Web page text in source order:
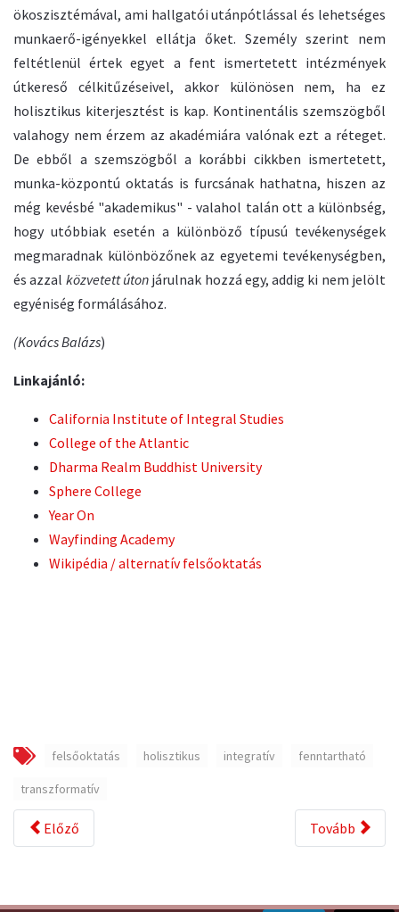
ökoszisztémával, ami hallgatói utánpótlással és lehetséges
munkaerő-igényekkel ellátja őket. Személy szerint nem
feltétlenül értek egyet a fent ismertetett intézmények
útkereső célkitűzéseivel, akkor különösen nem, ha ez
holisztikus kiterjesztést is kap. Kontinentális szemszögből
valahogy nem érzem az akadémiára valónak ezt a réteget.
De ebből a szemszögből a korábbi cikkben ismertetett,
munka-központú oktatás is furcsának hathatna, hiszen az
még kevésbé "akademikus" - valahol talán ott a különbség,
hogy utóbbiak esetén a különböző típusú tevékenységek
megmaradnak különbözőnek az egyetemi tevékenységben,
és azzal közvetett útonjárulnak hozzá egy, addig ki nem jelölt
egyéniség formálásához.
(Kovács Balázs)
Linkajánló:
California Institute of Integral Studies
College of the Atlantic
Dharma Realm Buddhist University
Sphere College
Year On
Wayfinding Academy
Wikipédia / alternatív felsőoktatás
felsőoktatás holisztikus integratív fenntartható
transzformatív
Előző Tovább